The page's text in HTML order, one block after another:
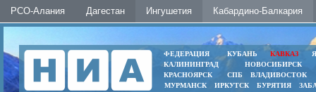
РСО-Алания Дагестан Ингушетия Кабардино-Балкария
ФЕДЕРАЦИЯ КУБАНЬ КАВКАЗ
КАЛИНИНГРАД
НОВОСИБИРСК
КРАСНОЯРСК
СПБ
ВЛАДИВОСТОК
МУРМАНСК
ИРКУТСК БУРЯТИЯ